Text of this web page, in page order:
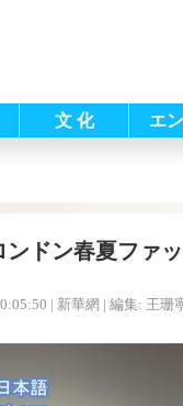
文 化 エ
ンドン春夏ファ
| 新華網 | 編集: 王珊